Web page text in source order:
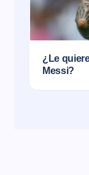
¿Le
Messi?